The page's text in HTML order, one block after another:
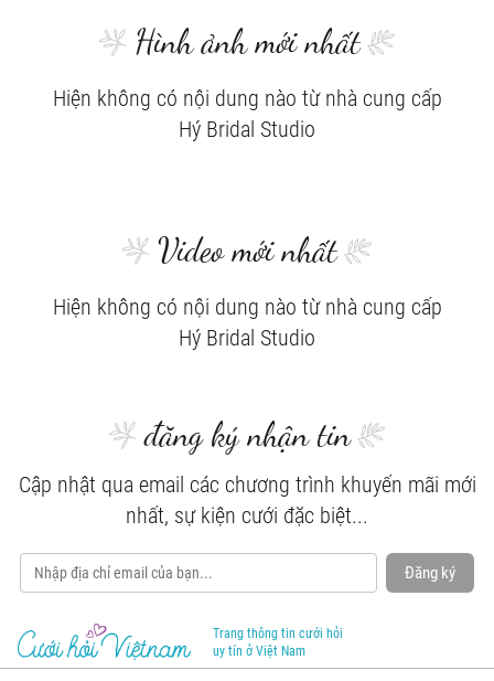
Hình ảnh mới nhất
Hiện không có nội dung nào từ nhà cung cấp
Hý Bridal Studio
Video mới nhất
Hiện không có nội dung nào từ nhà cung cấp
Hý Bridal Studio
đăng ký nhận tin
Cập nhật qua email các chương trình khuyến mãi mới
nhất, sự kiện cưới đặc biệt...
Đăng ký
Trang thông tin cưới hỏi
uy tín ở Việt Nam